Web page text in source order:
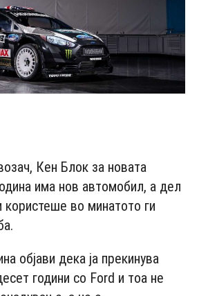
Кен Блок за новата
има нов автомобил, а дел
користеше во минатото ги
објави дека ја прекинува
години со Fоrd и тоа не